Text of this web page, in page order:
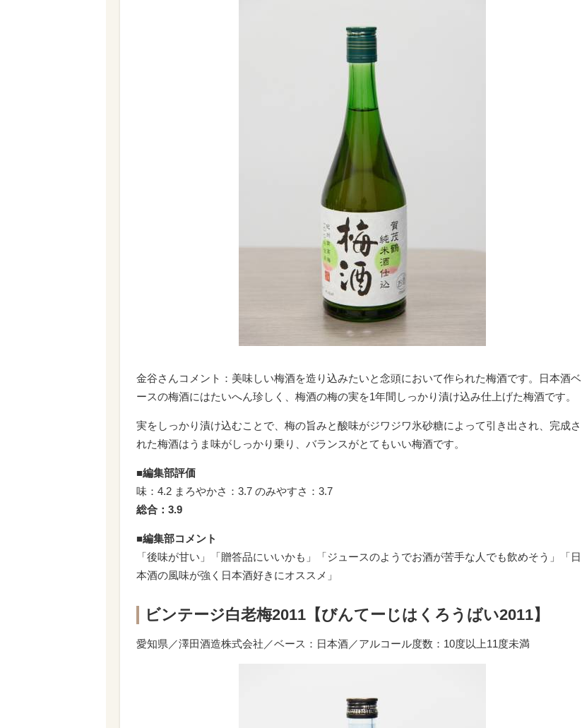
金谷さんコメント：美味しい梅酒を造り込みたいと念頭において作られた梅酒です。日本酒ベ
ースの梅酒にはたいへん珍しく、梅酒の梅の実を1年間しっかり漬け込み仕上げた梅酒です。
実をしっかり漬け込むことで、梅の旨みと酸味がジワジワ氷砂糖によって引き出され、完成さ
れた梅酒はうま味がしっかり乗り、バランスがとてもいい梅酒です。
■編集部評価
味：4.2 まろやかさ：3.7 のみやすさ：3.7
総合：3.9
■編集部コメント
「後味が甘い」「贈答品にいいかも」「ジュースのようでお酒が苦手な人でも飲めそう」「日
本酒の風味が強く日本酒好きにオススメ」
ビンテージ白老梅2011【びんてーじはくろうばい2011】
愛知県／澤田酒造株式会社／ベース：日本酒／アルコール度数：10度以上11度未満